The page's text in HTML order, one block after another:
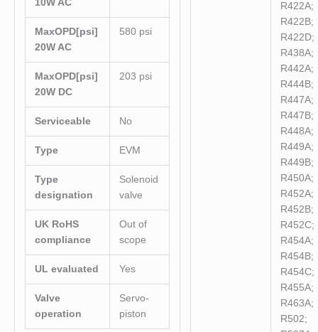
10W AC
MaxOPD[psi]
20W AC
580 psi
MaxOPD[psi]
20W DC
203 psi
Serviceable No
Type EVM
Type
designation
Solenoid
valve
UK RoHS
compliance
Out of
scope
UL evaluated Yes
Valve
operation
Servo-
piston
R422A;
R422B;
R422D;
R438A;
R442A;
R444B;
R447A;
R447B;
R448A;
R449A;
R449B;
R450A;
R452A;
R452B;
R452C;
R454A;
R454B;
R454C;
R455A;
R463A;
R502;